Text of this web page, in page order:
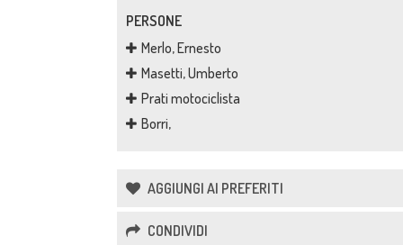
PERSONE
Merlo, Ernesto
Masetti, Umberto
Prati motociclista
Borri,
AGGIUNGI AI PREFERITI
CONDIVIDI